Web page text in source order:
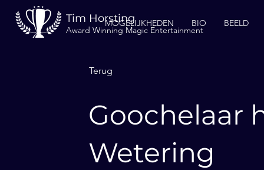
Tim Horsting
Award Winning Magic Entertainment
MOGELIJKHEDEN BIO BEELD
Terug
Goochelaar
Wetering